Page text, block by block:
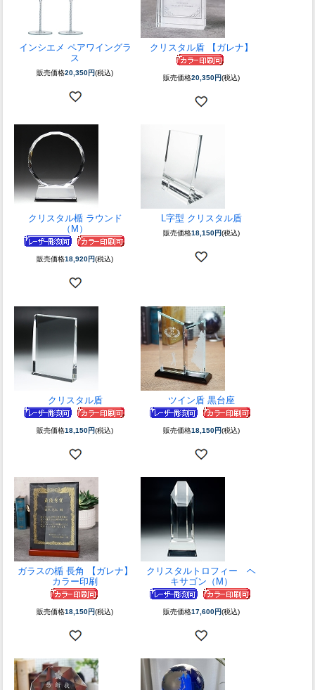
インシエメ ペアワイングラ
ス
販売価格20,350円(税込)
クリスタル盾 【ガレナ】
販売価格20,350円(税込)
クリスタル楯 ラウンド
（M）
販売価格18,920円(税込)
L字型 クリスタル盾
販売価格18,150円(税込)
クリスタル盾
販売価格18,150円(税込)
ツイン盾 黒台座
販売価格18,150円(税込)
ガラスの楯 長角 【ガレナ】
カラー印刷
販売価格18,150円(税込)
クリスタルトロフィー ヘ
キサゴン（M）
販売価格17,600円(税込)